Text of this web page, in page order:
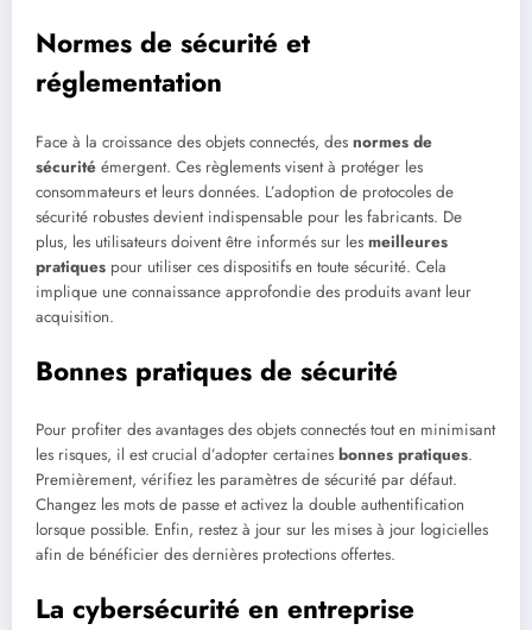
Normes de sécurité et
réglementation
Face à la croissance des objets connectés, des normes de
sécurité émergent. Ces règlements visent à protéger les
consommateurs et leurs données. L’adoption de protocoles de
sécurité robustes devient indispensable pour les fabricants. De
plus, les utilisateurs doivent être informés sur les meilleures
pratiques pour utiliser ces dispositifs en toute sécurité. Cela
implique une connaissance approfondie des produits avant leur
acquisition.
Bonnes pratiques de sécurité
Pour profiter des avantages des objets connectés tout en minimisant
les risques, il est crucial d’adopter certaines bonnes pratiques.
Premièrement, vérifiez les paramètres de sécurité par défaut.
Changez les mots de passe et activez la double authentification
lorsque possible. Enfin, restez à jour sur les mises à jour logicielles
afin de bénéficier des dernières protections offertes.
La cybersécurité en entreprise